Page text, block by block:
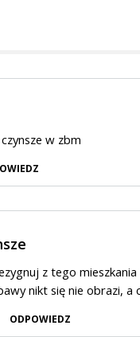
w zbm
z tego
nikt się nie obrazi, a
ODPOWIEDZ